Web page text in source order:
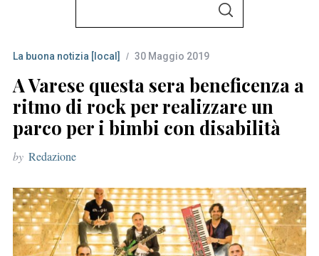
r
c
h
o
r
S
La buona notizia [local] 30 Maggio 2019
A Varese questa sera beneficenza a
ritmo di rock per realizzare un
parco per i bimbi con disabilità
by Redazione